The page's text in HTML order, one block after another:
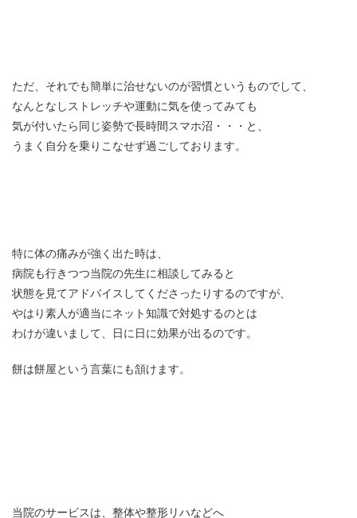
ただ、それでも簡単に治せないのが習慣というものでして、
なんとなしストレッチや運動に気を使ってみても
気が付いたら同じ姿勢で長時間スマホ沼・・・と、
うまく自分を乗りこなせず過ごしております。
特に体の痛みが強く出た時は、
病院も行きつつ当院の先生に相談してみると
状態を見てアドバイスしてくださったりするのですが、
やはり素人が適当にネット知識で対処するのとは
わけが違いまして、日に日に効果が出るのです。
餅は餅屋という言葉にも頷けます。
当院のサービスは、整体や整形リハなどへ